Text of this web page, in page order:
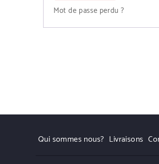
Mot de passe perdu ?
Qui sommes nous? Livraisons